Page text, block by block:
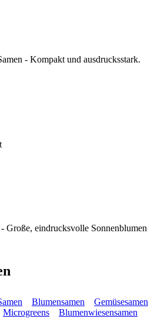
- Kompakt und ausdrucksstark.
Große, eindrucksvolle Sonnenblumen
Blumensamen
Gemüsesamen
Microgreens
Blumenwiesensamen